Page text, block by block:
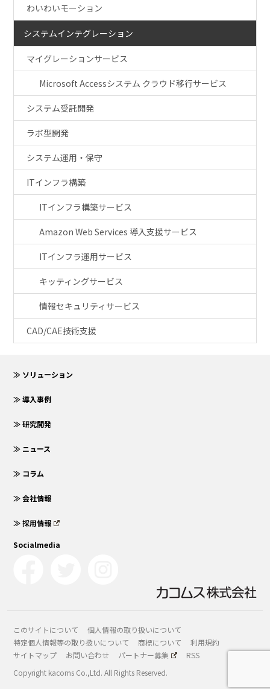
わいわいモーション
システムインテグレーション
マイグレーションサービス
Microsoft Accessシステム クラウド移行サービス
システム受託開発
ラボ型開発
システム運用・保守
ITインフラ構築
ITインフラ構築サービス
Amazon Web Services 導入支援サービス
ITインフラ運用サービス
キッティングサービス
情報セキュリティサービス
CAD/CAE技術支援
≫ ソリューション
≫ 導入事例
≫ 研究開発
≫ ニュース
≫ コラム
≫ 会社情報
≫ 採用情報
Socialmedia
このサイトについて
個人情報の取り扱いについて
特定個人情報等の取り扱いについて
商標について
利用規約
サイトマップ
お問い合わせ パートナー募集
RSS
Copyright kacoms Co.,Ltd. All Rights Reserved.